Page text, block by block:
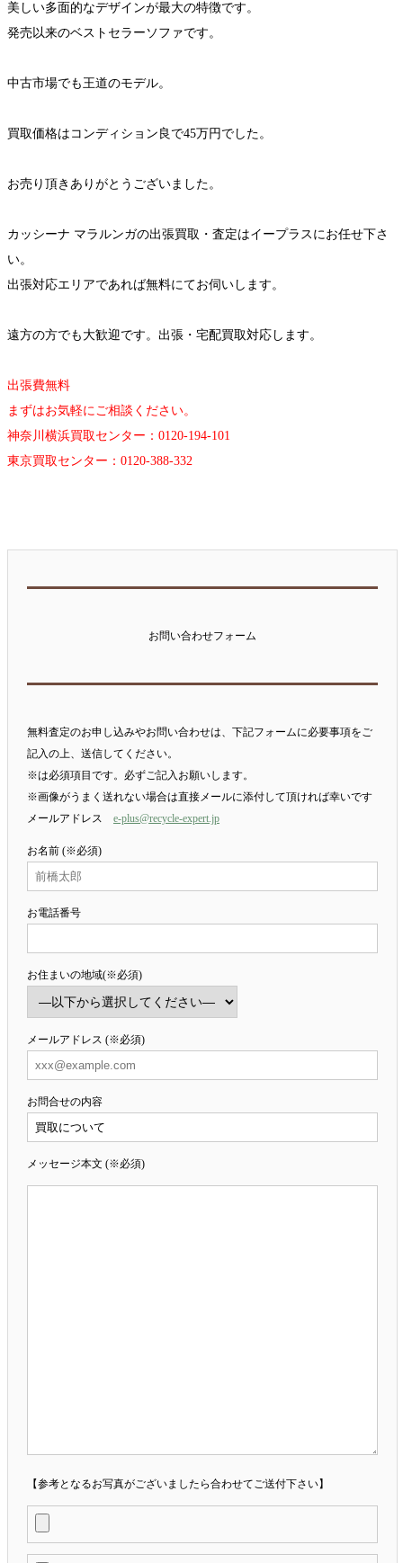
美しい多面的なデザインが最大の特徴です。
発売以来のベストセラーソファです。
中古市場でも王道のモデル。
買取価格はコンディション良で45万円でした。
お売り頂きありがとうございました。
カッシーナ マラルンガの出張買取・査定はイープラスにお任せ下さ
い。
出張対応エリアであれば無料にてお伺いします。
遠方の方でも大歓迎です。出張・宅配買取対応します。
出張費無料
まずはお気軽にご相談ください。
神奈川横浜買取センター：0120-194-101
東京買取センター：0120-388-332
お問い合わせフォーム
無料査定のお申し込みやお問い合わせは、下記フォームに必要事項をご
記入の上、送信してください。
※は必須項目です。必ずご記入お願いします。
※画像がうまく送れない場合は直接メールに添付して頂ければ幸いです
メールアドレス e-plus@recycle-expert.jp
お名前 (※必須)
お電話番号
お住まいの地域(※必須)
メールアドレス (※必須)
お問合せの内容
メッセージ本文 (※必須)
【参考となるお写真がございましたら合わせてご送付下さい】